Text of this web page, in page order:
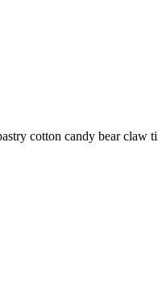
cotton candy bear